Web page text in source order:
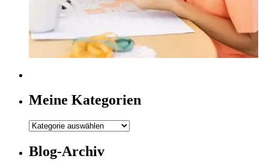
Meine Kategorien
Meine
Blog-Archiv